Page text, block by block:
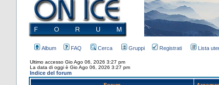
Album FAQ Cerca Gruppi Registrati Lista
Ultimo accesso Gio Ago 06, 2026 3:27 pm
La data di oggi è Gio Ago 06, 2026 3:27 pm
Indice del forum